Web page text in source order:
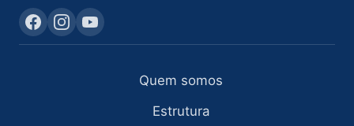
Quem somos
Estrutura